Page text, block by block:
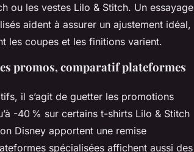
ou les vestes Lilo & Stitch. Un essayage
aident à assurer un ajustement idéal,
les coupes et les finitions varient.
promos, comparatif plateformes
il s’agit de guetter les promotions
-40 % sur certains t-shirts Lilo & Stitch
Disney apportent une remise
spécialisées affichent aussi des